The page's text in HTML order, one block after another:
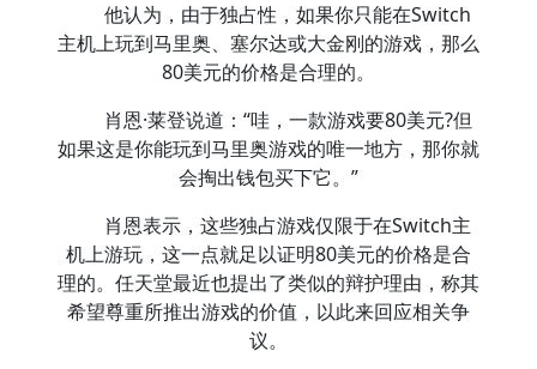
他认为，由于独占性，如果你只能在Switch
主机上玩到马里奥、塞尔达或大金刚的游戏，那么
80美元的价格是合理的。
肖恩·莱登说道：“哇，一款游戏要80美元?但
如果这是你能玩到马里奥游戏的唯一地方，那你就
会掏出钱包买下它。”
肖恩表示，这些独占游戏仅限于在Switch主
机上游玩，这一点就足以证明80美元的价格是合
理的。任天堂最近也提出了类似的辩护理由，称其
希望尊重所推出游戏的价值，以此来回应相关争
议。